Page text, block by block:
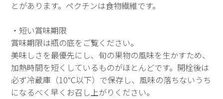
とがあります。ペクチンは食物繊維です。
・短い賞味期限
賞味期限は瓶の底をご覧ください。
美味しさを最優先にし、旬の果物の風味を生かすため、
加熱時間を短くしているものがほとんどです。開栓後は
必ず冷蔵庫（10℃以下）で保存し、風味の落ちないうち
になるべく早くお召し上がりください。